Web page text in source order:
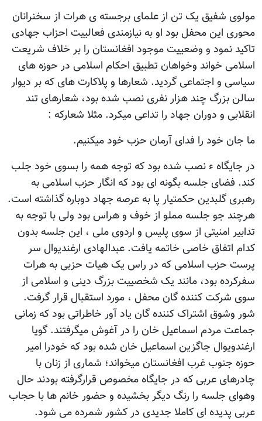
مولوی شفیق یک تن از علمای برجسته ی هرات از سخنرانان
محوری این محفل بود او به نیازمندی فعالییت احزاب جهادی
تاکید نمود و وضعییت موجود افغانستان را بر خلاف شریعت
اسلامی خواند وخواهان تطبیق احکام اسلامی در حوزه های
سیاسی و اجتماعی گردید. شعارها و پلاکارت های که بر دیوار
سالن بزرگ چند هزار نفری نصب شده بود، شعارهای تند
انقلابی و دوران جهاد را تداعی میکرد. مثلا شعارکه :
ما جان خود را فدای آرمان حزب خود میکنیم.
در جایگاه ء نصب شده بود که توجه همه را بسوی خود جلب
کند. فضای جلسه بگونه ای بود که انگار حزب اسلامی به
رهبری گلبدین حکمتیار پا به عرصه جهاد دوباره گذاشته است.
هرچند جو جلسه مملو از خوف و هراس بود ولی با توجه به
تدابیر امنیتی از سوی پلیس و اردوی ملی ، این جلسه بدون
کدام اتفاق خاصی خاتمه یافت. عبدالهادی ارغندیوال سر
پرست حزب اسلامی که در راس یک هیات حزبی به هرات
سفرکرده بود، مانند یک شخصییت بزرگ دینی و اسلامی از
سوی شرکت کننده گان محفل ، مورد استقبال قرار گرفت.
شور وشوق اشتراک کننده گان یاد آور خاطراتی بود که زمانی
جماعت مردم اسماعیل خان را در آغوش میگرفتند. گویا
ارغندویوال جاگزین اسماعیل خان شده بود که خودرا امیر
حوزه جنوب غرب افغانستان میخواند؛ شماری از زنان با
چادرهای عربی که در جایگاه مخصوص قرارگرفته بودند حال
وهوای جلسه را رنگ دیگر بخشیده و حضور خانم ها با حجاب
عربی پدیده ای کاملا جدیدی در کشور شمرده می شود.